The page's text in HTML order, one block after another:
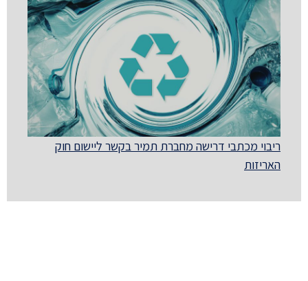
ריבוי מכתבי דרישה מחברת תמיר בקשר ליישום חוק
האריזות